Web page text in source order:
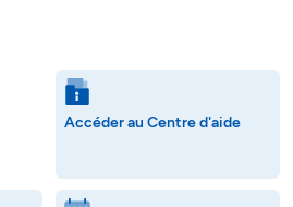
Accéder au Centre d'aide